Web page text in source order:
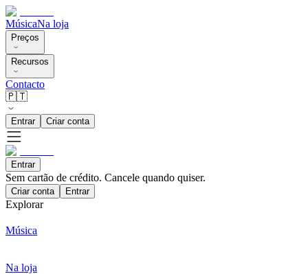
MúsicaNa loja
Preços
Recursos
Contacto
🇵🇹
Entrar Criar conta
Entrar
Sem cartão de crédito. Cancele quando quiser.
Criar conta Entrar
Explorar
Música
Na loja